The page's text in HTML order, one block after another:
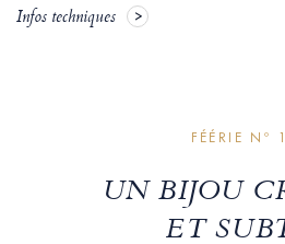
Infos techniques
FÉÉRIE Nº
UN BIJOU
ET